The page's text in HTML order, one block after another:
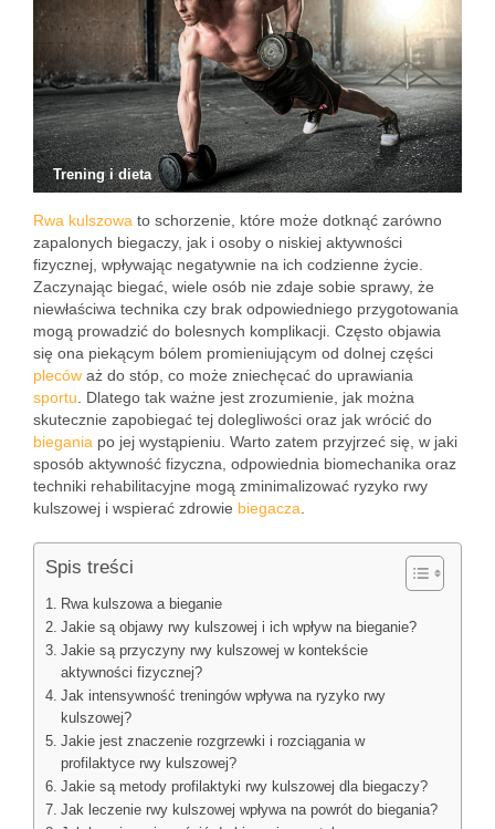
Trening i dieta
Rwa kulszowa to schorzenie, które może dotknąć zarówno
zapalonych biegaczy, jak i osoby o niskiej aktywności
fizycznej, wpływając negatywnie na ich codzienne życie.
Zaczynając biegać, wiele osób nie zdaje sobie sprawy, że
niewłaściwa technika czy brak odpowiedniego przygotowania
mogą prowadzić do bolesnych komplikacji. Często objawia
się ona piekącym bólem promieniującym od dolnej części
pleców aż do stóp, co może zniechęcać do uprawiania
sportu . Dlatego tak ważne jest zrozumienie, jak można
skutecznie zapobiegać tej dolegliwości oraz jak wrócić do
biegania po jej wystąpieniu. Warto zatem przyjrzeć się, w jaki
sposób aktywność fizyczna, odpowiednia biomechanika oraz
techniki rehabilitacyjne mogą zminimalizować ryzyko rwy
kulszowej i wspierać zdrowie biegacza
Spis treści
Rwa kulszowa a bieganie
Jakie są objawy rwy kulszowej i ich wpływ na bieganie?
Jakie są przyczyny rwy kulszowej w kontekście
aktywności fizycznej?
Jak intensywność treningów wpływa na ryzyko rwy
kulszowej?
Jakie jest znaczenie rozgrzewki i rozciągania w
profilaktyce rwy kulszowej?
Jakie są metody profilaktyki rwy kulszowej dla biegaczy?
Jak leczenie rwy kulszowej wpływa na powrót do biegania?